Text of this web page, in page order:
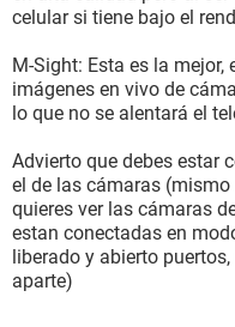
celular si tiene bajo el
M-Sight: Esta es la
imágenes en vivo de
lo que no se alentará el
Advierto que debes estar
el de las cámaras
quieres ver las cámaras
estan conectadas en
liberado y abierto
aparte)